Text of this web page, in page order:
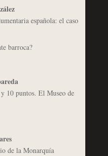
española: el caso
barroca?
10 puntos. El Museo de
de la Monarquía